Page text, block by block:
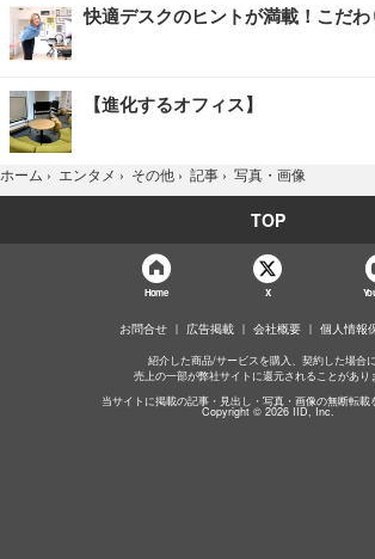
快適デスクのヒントが満載！こだ
【進化するオフィス】
ホーム › エンタメ › その他 › 記事 › 写真・画像
TOP
Home X
お問合せ 広告掲載 会社概要 個人情報
紹介した商品/サービスを購入、契約した場合に
売上の一部が弊社サイトに還元されることがあり
当サイトに掲載の記事・見出し・写真・画像の無断転載
Copyright © 2026 IID, Inc.